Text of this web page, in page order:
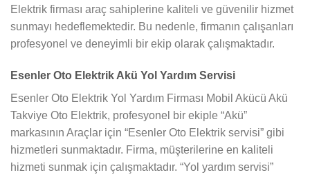
Elektrik firması araç sahiplerine kaliteli ve güvenilir hizmet
sunmayı hedeflemektedir. Bu nedenle, firmanın çalışanları
profesyonel ve deneyimli bir ekip olarak çalışmaktadır.
Esenler Oto Elektrik Akü Yol Yardım Servisi
Esenler Oto Elektrik Yol Yardım Firması Mobil Akücü Akü
Takviye Oto Elektrik, profesyonel bir ekiple “Akü”
markasının Araçlar için “Esenler Oto Elektrik servisi” gibi
hizmetleri sunmaktadır. Firma, müşterilerine en kaliteli
hizmeti sunmak için çalışmaktadır. “Yol yardım servisi”